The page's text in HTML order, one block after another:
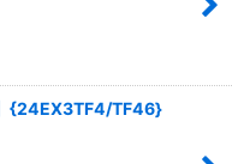
{24EX3TF4/TF46}